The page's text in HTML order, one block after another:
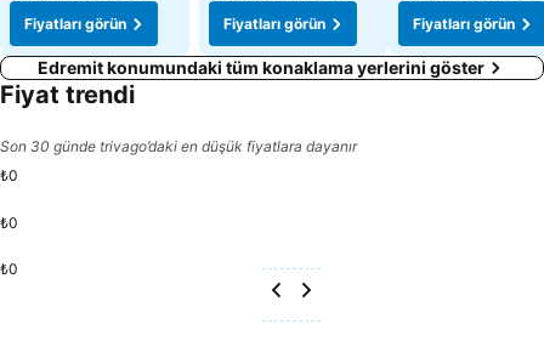
Fiyatları görün
Fiyatları görün
Fiyatları görün
Edremit konumundaki tüm konaklama yerlerini göster
Fiyat trendi
Son 30 günde trivago’daki en düşük fiyatlara dayanır
₺0
₺0
₺0